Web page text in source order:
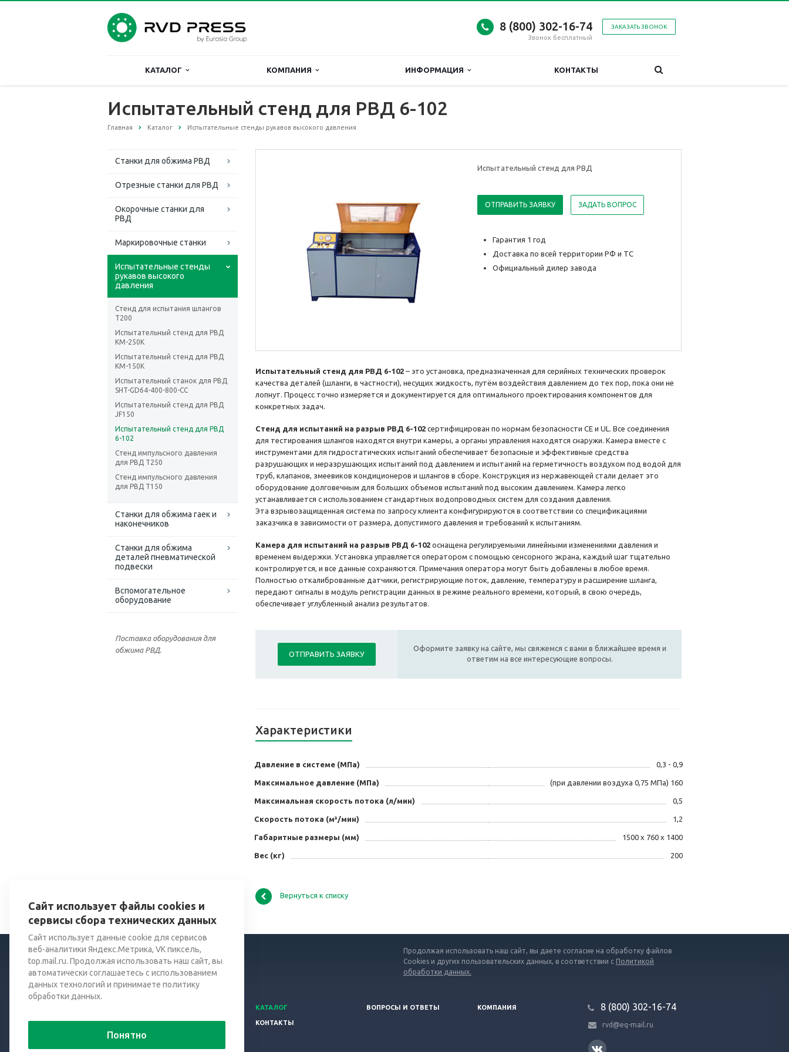
ЗАКАЗАТЬ ЗВОНОК
8 (800) 302-16-74
Звонок бесплатный
КАТАЛОГ КОМПАНИЯ ИНФОРМАЦИЯ КОНТАКТЫ
Испытательный стенд для РВД 6-102
Главная Каталог Испытательные стенды рукавов высокого давления
Станки для обжима РВД
Отрезные станки для РВД
Окорочные станки для
РВД
Маркировочные станки
Испытательные стенды
рукавов высокого
давления
Стенд для испытания шлангов
T200
Испытательный стенд для РВД
KM-250K
Испытательный стенд для РВД
KM-150K
Испытательный станок для РВД
SHT-GD64-400-800-CC
Испытательный стенд для РВД
JF150
Испытательный стенд для РВД
6-102
Стенд импульсного давления
для РВД T250
Стенд импульсного давления
для РВД T150
Станки для обжима гаек и
наконечников
Станки для обжима
деталей пневматической
подвески
Вспомогательное
оборудование
Поставка оборудования для
обжима РВД.
Испытательный стенд для РВД
ОТПРАВИТЬ ЗАЯВКУ ЗАДАТЬ ВОПРОС
Гарантия 1 год
Доставка по всей территории РФ и ТС
Официальный дилер завода
Испытательный стенд для РВД 6-102 – это установка, предназначенная для серийных технических проверок
качества деталей (шланги, в частности), несущих жидкость, путём воздействия давлением до тех пор, пока они не
лопнут. Процесс точно измеряется и документируется для оптимального проектирования компонентов для
конкретных задач.
Стенд для испытаний на разрыв РВД 6-102 сертифицирован по нормам безопасности CE и UL. Все соединения
для тестирования шлангов находятся внутри камеры, а органы управления находятся снаружи. Камера вместе с
инструментами для гидростатических испытаний обеспечивает безопасные и эффективные средства
разрушающих и неразрушающих испытаний под давлением и испытаний на герметичность воздухом под водой для
труб, клапанов, змеевиков кондиционеров и шлангов в сборе. Конструкция из нержавеющей стали делает это
оборудование долговечным для больших объемов испытаний под высоким давлением. Камера легко
устанавливается с использованием стандартных водопроводных систем для создания давления.
Эта взрывозащищенная система по запросу клиента конфигурируются в соответствии со спецификациями
заказчика в зависимости от размера, допустимого давления и требований к испытаниям.
Камера для испытаний на разрыв РВД 6-102 оснащена регулируемыми линейными изменениями давления и
временем выдержки. Установка управляется оператором с помощью сенсорного экрана, каждый шаг тщательно
контролируется, и все данные сохраняются. Примечания оператора могут быть добавлены в любое время.
Полностью откалиброванные датчики, регистрирующие поток, давление, температуру и расширение шланга,
передают сигналы в модуль регистрации данных в режиме реального времени, который, в свою очередь,
обеспечивает углубленный анализ результатов.
ОТПРАВИТЬ ЗАЯВКУ
Оформите заявку на сайте, мы свяжемся с вами в ближайшее время и
ответим на все интересующие вопросы.
Характеристики
Давление в системе (МПа) 0,3 - 0,9
Максимальное давление (МПа) (при давлении воздуха 0,75 МПа) 160
Максимальная скорость потока (л/мин) 0,5
Скорость потока (м³/мин) 1,2
Габаритные размеры (мм) 1500 х 760 х 1400
Вес (кг) 200
Вернуться к списку
Продолжая использовать наш сайт, вы даете согласие на обработку файлов
Cookies и других пользовательских данных, в соответствии с Политикой
обработки данных.
КАТАЛОГ ВОПРОСЫ И ОТВЕТЫ КОМПАНИЯ
КОНТАКТЫ
8 (800) 302-16-74
rvd@eq-mail.ru
Сайт использует файлы cookies и
сервисы сбора технических данных
Сайт использует данные cookie для сервисов
веб-аналитики Яндекс.Метрика, VK пиксель,
top.mail.ru. Продолжая использовать наш сайт, вы
автоматически соглашаетесь с использованием
данных технологий и принимаете политику
обработки данных.
Понятно